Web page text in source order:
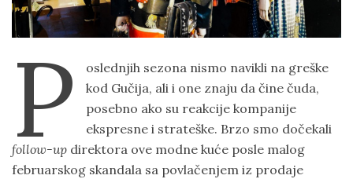
P
oslednjih sezona nismo navikli na greške
kod Gučija, ali i one znaju da čine čuda,
posebno ako su reakcije kompanije
ekspresne i strateške. Brzo smo dočekali
follow-up direktora ove modne kuće posle malog
februarskog skandala sa povlačenjem iz prodaje